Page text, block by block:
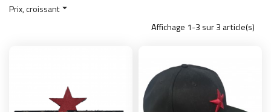
Prix, croissant
Affichage 1-3 sur 3 article(s)